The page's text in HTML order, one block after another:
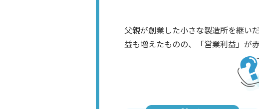
父親が創業した小さな製造所を継い
益も増えたものの、「営業利益」が